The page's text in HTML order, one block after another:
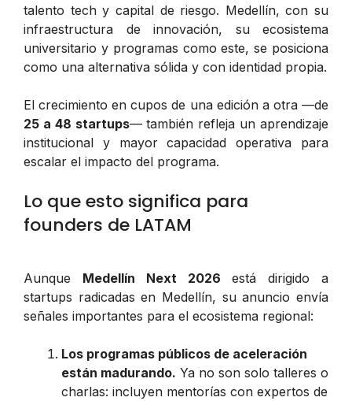
talento tech y capital de riesgo. Medellín, con su
infraestructura de innovación, su ecosistema
universitario y programas como este, se posiciona
como una alternativa sólida y con identidad propia.
El crecimiento en cupos de una edición a otra —de
25 a 48 startups— también refleja un aprendizaje
institucional y mayor capacidad operativa para
escalar el impacto del programa.
Lo que esto significa para
founders de LATAM
Aunque Medellín Next 2026 está dirigido a
startups radicadas en Medellín, su anuncio envía
señales importantes para el ecosistema regional:
Los programas públicos de aceleración
están madurando. Ya no son solo talleres o
charlas: incluyen mentorías con expertos de